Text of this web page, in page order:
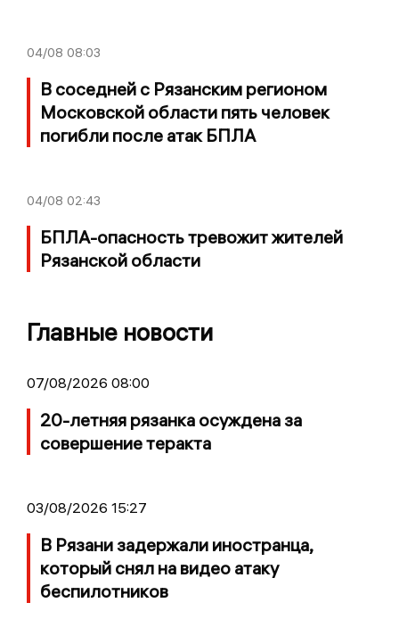
04/08 08:03
В соседней с Рязанским регионом
Московской области пять человек
погибли после атак БПЛА
04/08 02:43
БПЛА-опасность тревожит жителей
Рязанской области
Главные новости
07/08/2026 08:00
20-летняя рязанка осуждена за
совершение теракта
03/08/2026 15:27
В Рязани задержали иностранца,
который снял на видео атаку
беспилотников